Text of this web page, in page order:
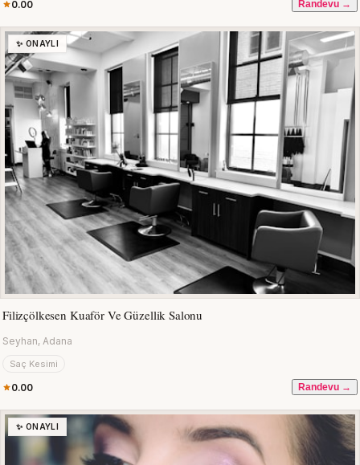
0.00 Randevu →
✨ ONAYLI
Filizçölkesen Kuaför Ve Güzellik Salonu
Seyhan, Adana
Saç Kesimi
0.00 Randevu →
✨ ONAYLI